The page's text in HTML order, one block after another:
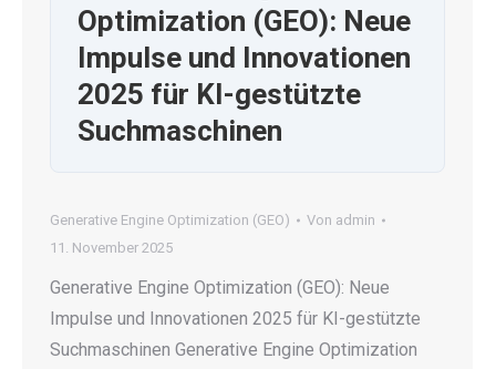
Optimization (GEO): Neue
Impulse und Innovationen
2025 für KI-gestützte
Suchmaschinen
Generative Engine Optimization (GEO) Von admin
11. November 2025
Generative Engine Optimization (GEO): Neue
Impulse und Innovationen 2025 für KI-gestützte
Suchmaschinen Generative Engine Optimization